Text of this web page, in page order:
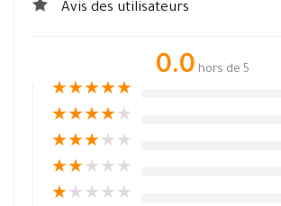
Avis des utilisateurs
0.0 hors de 5
★★★★★
★★★★★
★★★★ ★
★★★ ★ ★
★★ ★ ★ ★